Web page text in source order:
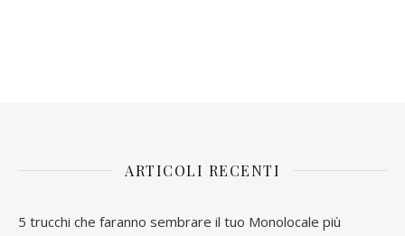
ARTICOLI RECENTI
5 trucchi che faranno sembrare il tuo Monolocale più